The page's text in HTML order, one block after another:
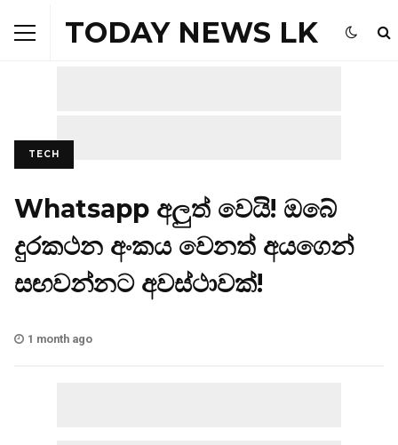
TODAY NEWS LK
TECH
Whatsapp අලුත් වෙයි! ඔබේ
දුරකථන අංකය වෙනත් අයගෙන්
සඟවන්නට අවස්ථාවක්!
1 month ago